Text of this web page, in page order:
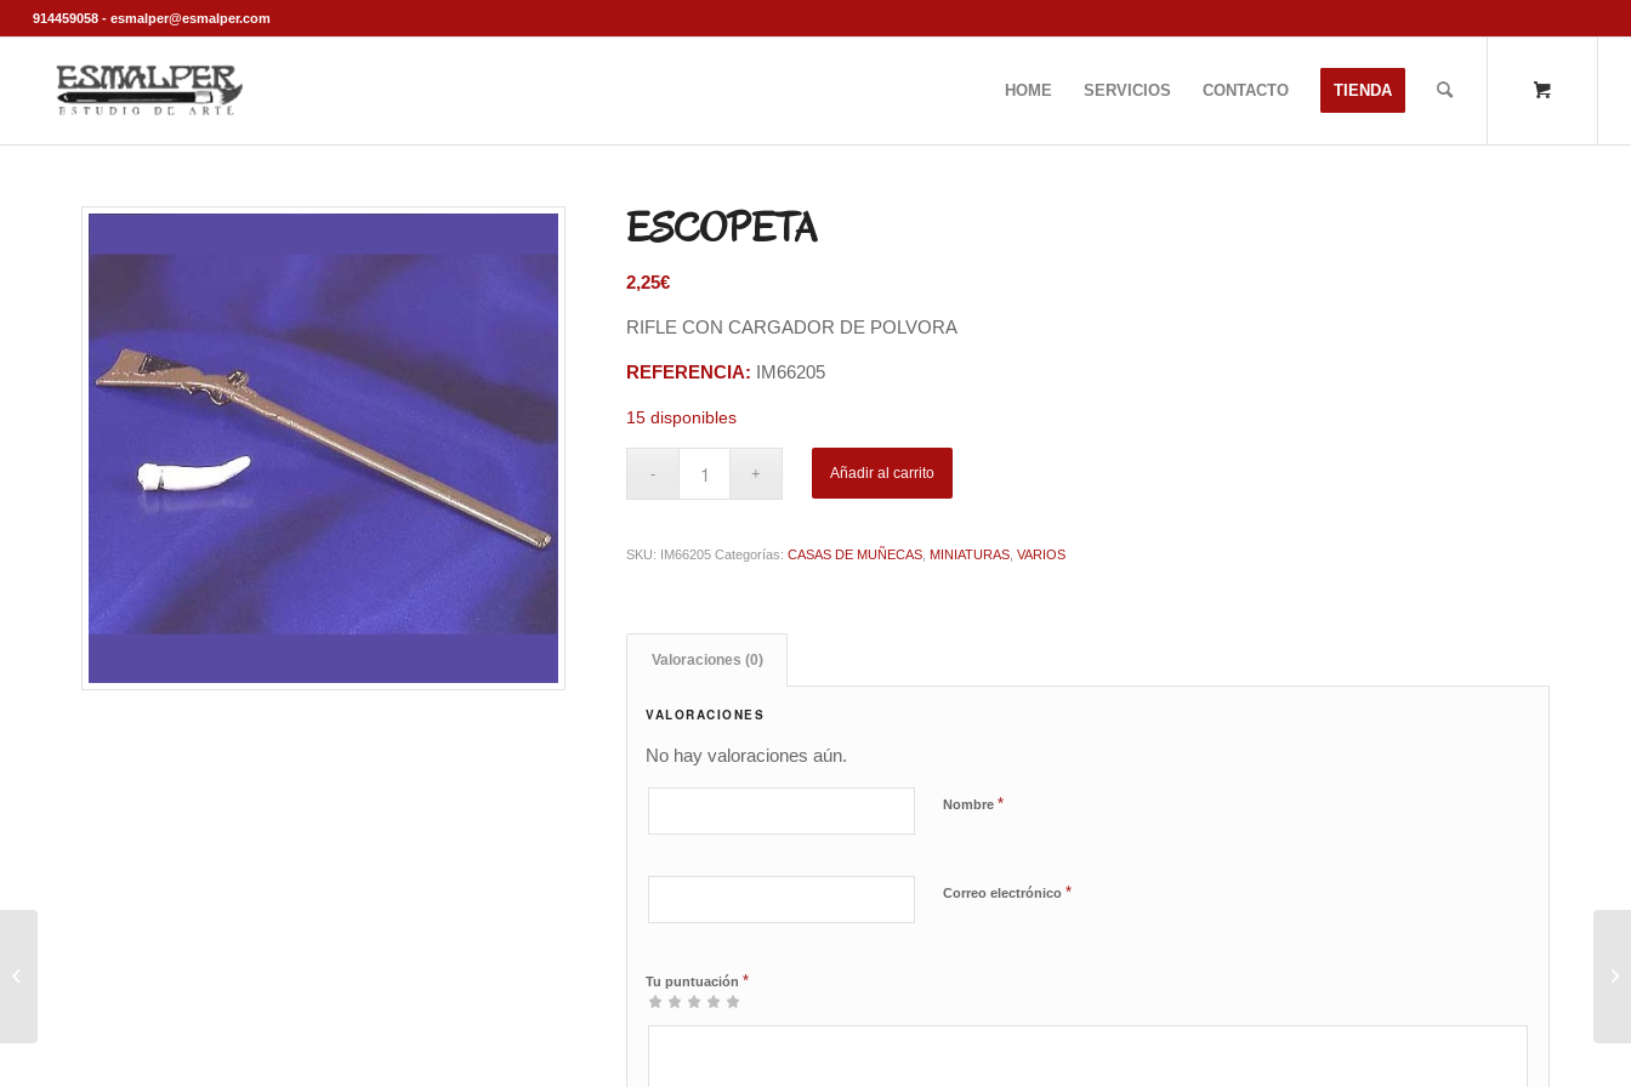
914459058 - esmalper@esmalper.com
HOME SERVICIOS CONTACTO TIENDA
ESCOPETA
2,25€
RIFLE CON CARGADOR DE POLVORA
REFERENCIA: IM66205
15 disponibles
Añadir al carrito
SKU: IM66205 Categorías:CASAS DE MUÑECAS MINIATURAS ,VARIOS
Valoraciones (0)
VALORACIONES
No hay valoraciones aún.
Nombre*
Correo electrónico*
Tu puntuación*
1
2 de
3 de 5
4 de 5
5 de 5